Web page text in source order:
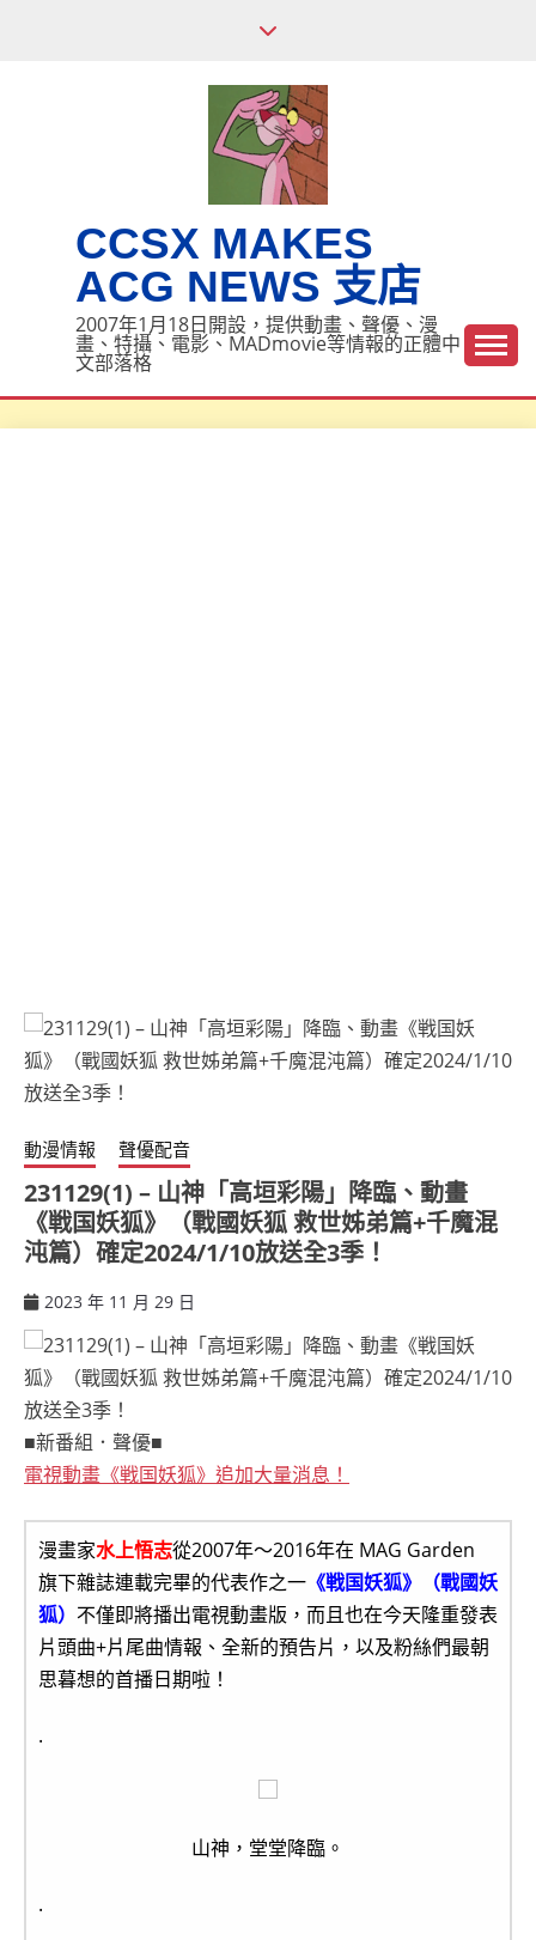
CCSX MAKES
ACG NEWS 支店
2007年1月18日開設，提供動畫、聲優、漫
畫、特攝、電影、MADmovie等情報的正體中
文部落格
動漫情報 聲優配音
231129(1) – 山神「高垣彩陽」降臨、動畫
《戦国妖狐》（戰國妖狐 救世姊弟篇+千魔混
沌篇）確定2024/1/10放送全3季！
2023 年 11 月 29 日
■新番組．聲優■
電視動畫《戦国妖狐》追加大量消息！
漫畫家水上悟志從2007年～2016年在 MAG Garden
旗下雜誌連載完畢的代表作之一 《戦国妖狐》（戰國妖
狐） 不僅即將播出電視動畫版，而且也在今天隆重發表
片頭曲+片尾曲情報、全新的預告片，以及粉絲們最朝
思暮想的首播日期啦！
.
山神，堂堂降臨。
.